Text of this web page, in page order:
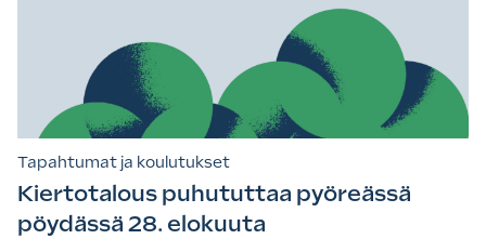
Tapahtumat ja koulutukset
Kiertotalous puhututtaa pyöreässä
pöydässä 28. elokuuta